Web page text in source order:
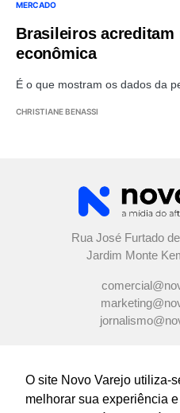
O site Novo Varejo utiliza-
melhorar sua experiência
MERCADO
Brasileiros acreditam
econômica
É o que mostram os dados da
CHRISTIANE BENASSI
Rua José Furtado
Jardim Monte
CONFIRA AS